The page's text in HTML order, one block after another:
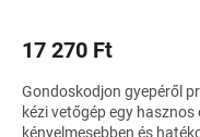
17 270 Ft
Gondoskodjon gyepéről
kézi vetőgép egy
kényelmesebben és